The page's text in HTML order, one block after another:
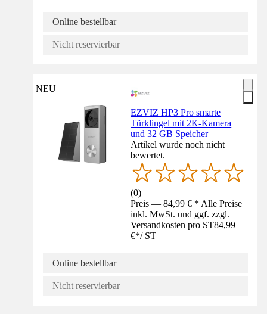
Online bestellbar
Nicht reservierbar
NEU
EZVIZ HP3 Pro smarte
Türklingel mit 2K-Kamera
und 32 GB Speicher
Artikel wurde noch nicht
bewertet.
(0)
Preis — 84,99 € * Alle Preise
inkl. MwSt. und ggf. zzgl.
Versandkosten pro ST84,99
€*/ ST
Online bestellbar
Nicht reservierbar